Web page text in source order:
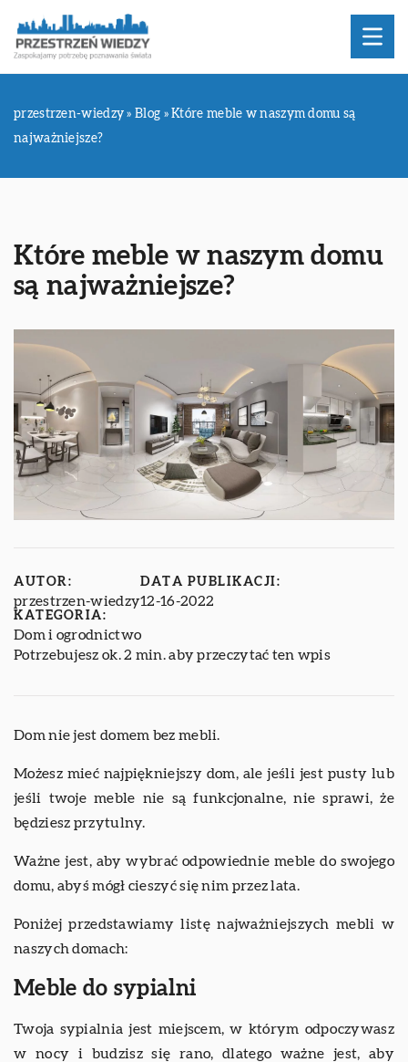
przestrzen-wiedzy »Blog »Które meble w naszym domu są
najważniejsze?
Które meble w naszym domu
są najważniejsze?
AUTOR:
przestrzen-wiedzy
DATA PUBLIKACJI:
12-16-2022
KATEGORIA:
Dom i ogrodnictwo
Potrzebujesz ok. 2 min. aby przeczytać ten wpis
Dom nie jest domem bez mebli.
Możesz mieć najpiękniejszy dom, ale jeśli jest pusty lub
jeśli twoje meble nie są funkcjonalne, nie sprawi, że
będziesz przytulny.
Ważne jest, aby wybrać odpowiednie meble do swojego
domu, abyś mógł cieszyć się nim przez lata.
Poniżej przedstawiamy listę najważniejszych mebli w
naszych domach:
Meble do sypialni
Twoja sypialnia jest miejscem, w którym odpoczywasz
w nocy i budzisz się rano, dlatego ważne jest, aby